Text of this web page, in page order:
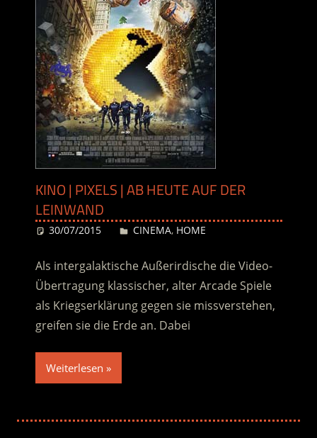
KINO | PIXELS | AB HEUTE AUF DER
LEINWAND
30/07/2015 Desiree
CINEMA, HOME
Als intergalaktische Außerirdische die Video-
Übertragung klassischer, alter Arcade Spiele
als Kriegserklärung gegen sie missverstehen,
greifen sie die Erde an. Dabei
Weiterlesen